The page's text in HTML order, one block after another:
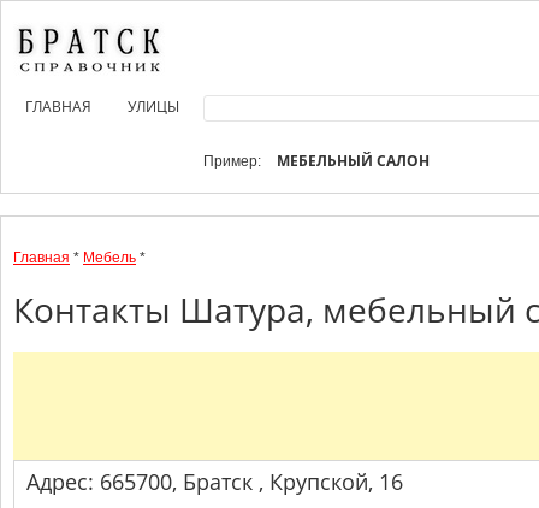
ГЛАВНАЯ УЛИЦЫ
Пример: МЕБЕЛЬНЫЙ САЛОН
Главная * Мебель *
Контакты Шатура, мебельный
Адрес: 665700, Братск , Крупской, 16